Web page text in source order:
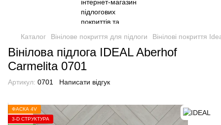
Каталог Вінілове покриття для підлоги Вінілові покриття
Вінілова підлога IDEAL Aberhof
Carmelita 0701
Артикул: 0701 Написати відгук
ФАСКА 4V
3-D СТРУКТУРА